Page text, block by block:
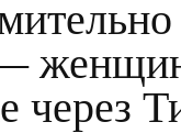
через